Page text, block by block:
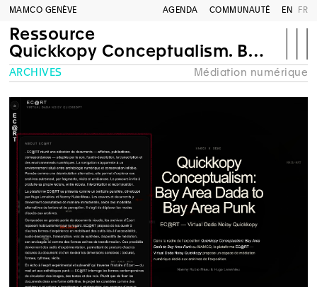
MAMCO GENÈVE AGENDA COMMUNAUTÉ EN FR
Ressource
Quickkopy Conceptualism. Bay Area Dada to Bay Area Punk
ARCHIVES Médiation numérique